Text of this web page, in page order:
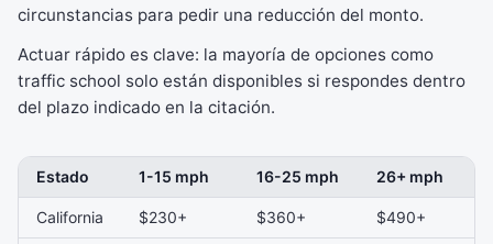
circunstancias para pedir una reducción del monto.
Actuar rápido es clave: la mayoría de opciones como
traffic school solo están disponibles si respondes dentro
del plazo indicado en la citación.
Estado 1-15 mph 16-25 mph 26+ mph
California $230+ $360+ $490+